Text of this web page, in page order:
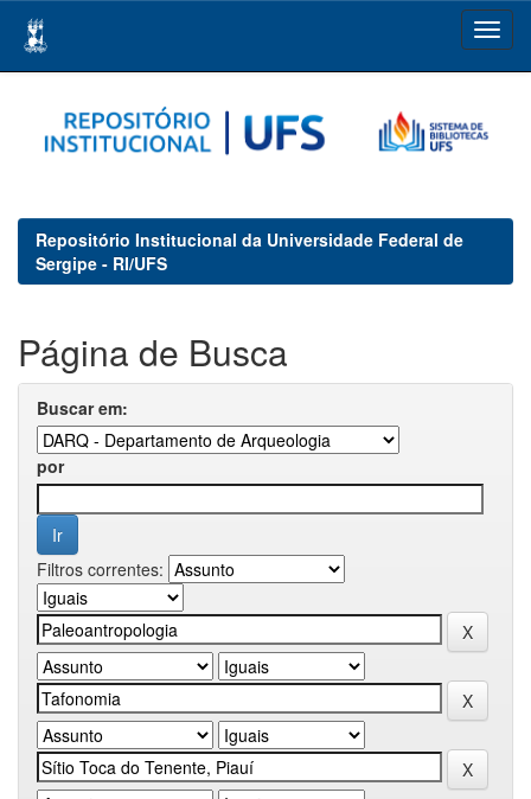
navigation
Repositório Institucional da Universidade Federal de
Sergipe - RI/UFS
Página de Busca
Buscar em:
por
Filtros correntes: